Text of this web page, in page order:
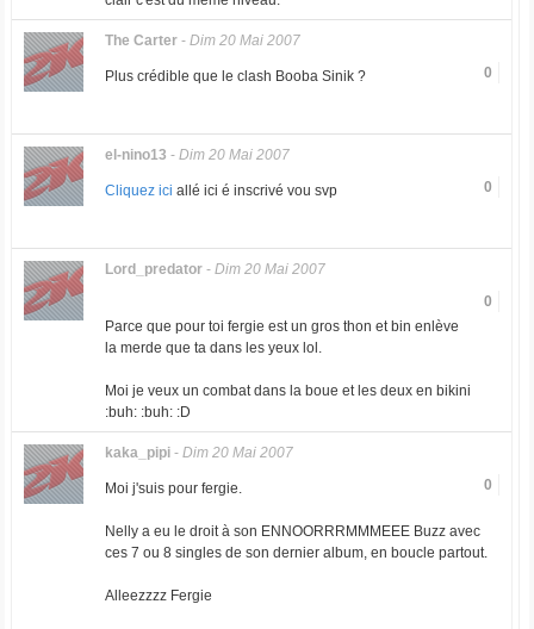
The Carter- Dim 20 Mai 2007
0
Plus crédible que le clash Booba Sinik ?
el-nino13 - Dim 20 Mai 2007
0
Cliquez ici allé ici é inscrivé vou svp
Lord_predator- Dim 20 Mai 2007
0
Parce que pour toi fergie est un gros thon et bin enlève
la merde que ta dans les yeux lol.
Moi je veux un combat dans la boue et les deux en bikini
:buh: :buh: :D
kaka_pipi- Dim 20 Mai 2007
0
Moi j'suis pour fergie.
Nelly a eu le droit à son ENNOORRRMMMEEE Buzz avec
ces 7 ou 8 singles de son dernier album, en boucle partout.
Alleezzzz Fergie